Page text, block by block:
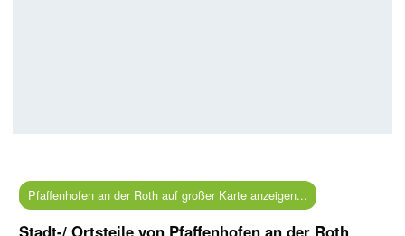
Pfaffenhofen an der Roth auf großer Karte anzeigen...
Stadt-/ Ortsteile von Pfaffenhofen an der Roth